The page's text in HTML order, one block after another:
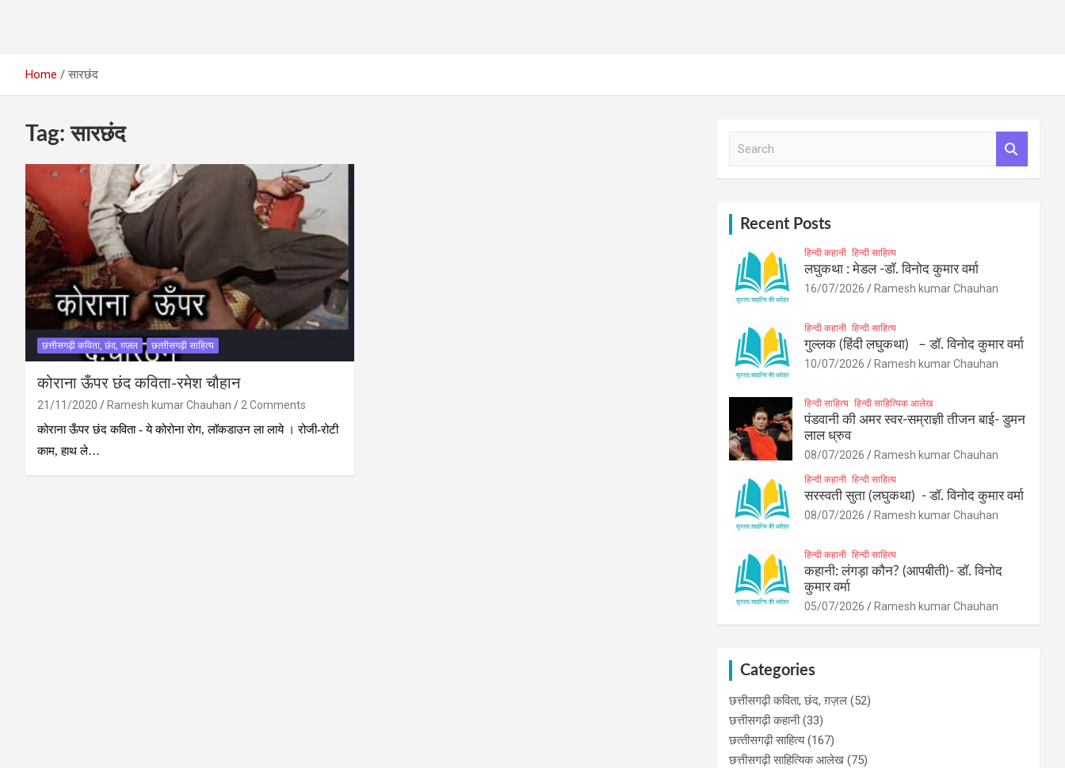
Home सारछंद
Tag:सारछंद
छत्तीसगढ़ी कविता, छंद, ग़ज़ल छत्‍तीसगढ़ी साहित्‍य
कोराना ऊँपर छंद कविता-रमेश चौहान
21/11/2020 Ramesh kumar Chauhan
2 Comments
कोराना ऊँपर छंद कविता - ये कोरोना रोग, लॉकडाउन ला लाये । रोजी-रोटी
काम, हाथ ले…
Recent Posts
हिन्दी कहानी हिन्दी साहित्य
लघुकथा : मेडल -डॉ. विनोद कुमार वर्मा
16/07/2026 Ramesh kumar Chauhan
हिन्दी कहानी हिन्दी साहित्य
गुल्लक (हिंदी लघुकथा) – डॉ. विनोद कुमार वर्मा
10/07/2026 Ramesh kumar Chauhan
हिन्दी साहित्य हिन्दी साहित्यिक आलेख
पंडवानी की अमर स्वर-सम्राज्ञी तीजन बाई- डुमन
लाल ध्रुव
08/07/2026 Ramesh kumar Chauhan
हिन्दी कहानी हिन्दी साहित्य
सरस्वती सुता (लघुकथा) ​- डॉ. विनोद कुमार वर्मा
08/07/2026 Ramesh kumar Chauhan
हिन्दी कहानी हिन्दी साहित्य
कहानी: लंगड़ा कौन? (आपबीती)​- डॉ. विनोद
कुमार वर्मा
05/07/2026 Ramesh kumar Chauhan
Categories
छत्तीसगढ़ी कविता, छंद, ग़ज़ल (52)
छत्तीसगढ़ी कहानी(33)
छत्‍तीसगढ़ी साहित्‍य(167)
छत्तीसगढ़ी साहित्यिक आलेख (75)